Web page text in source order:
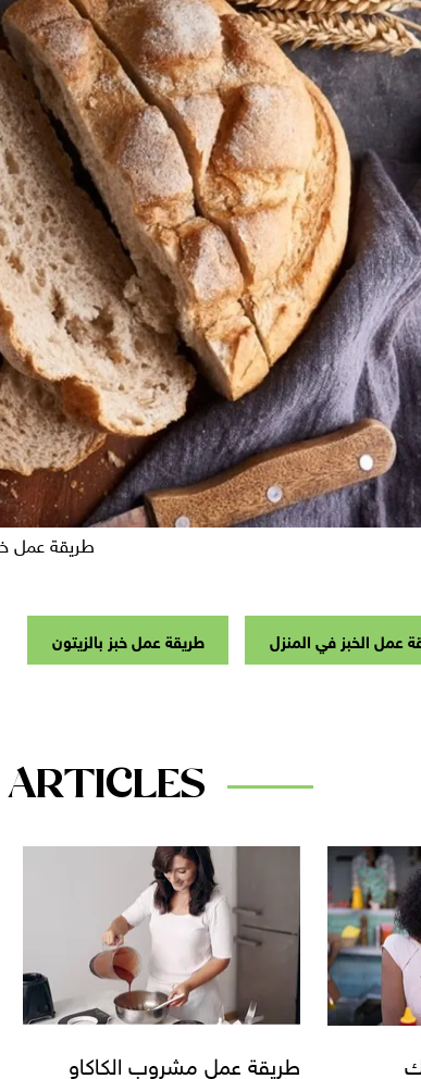
طريقة عمل
عمل الخبز في المنزل طريقة عمل خبز بالزيتون
طريقة عمل عصير الجريب